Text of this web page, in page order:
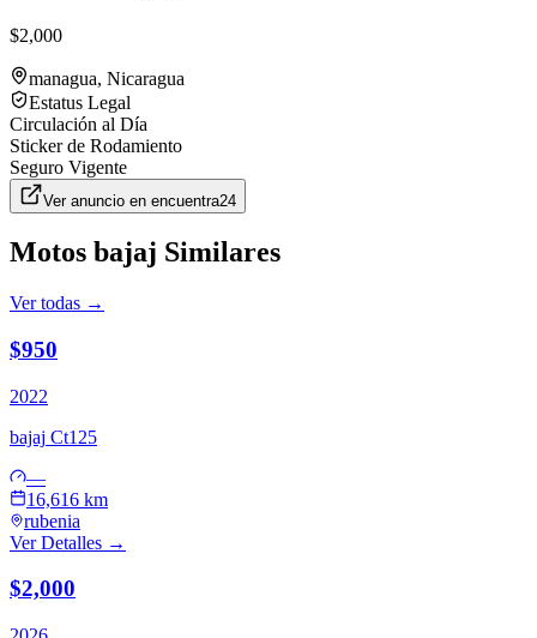
$2,000
managua, Nicaragua
Estatus Legal
Circulación al Día
Sticker de Rodamiento
Seguro Vigente
Ver anuncio en encuentra24
Motos bajaj Similares
Ver todas →
$950
2022
bajaj Ct125
—
16,616 km
rubenia
Ver Detalles →
$2,000